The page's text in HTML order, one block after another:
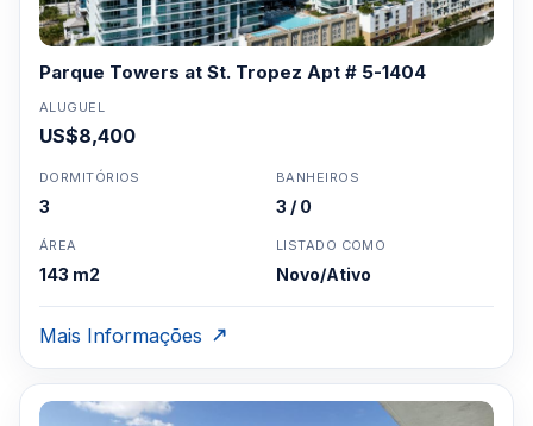
Parque Towers at St. Tropez Apt # 5-1404
ALUGUEL
US$8,400
DORMITÓRIOS
3
BANHEIROS
3 / 0
ÁREA
143 m2
LISTADO COMO
Novo/Ativo
Mais Informações